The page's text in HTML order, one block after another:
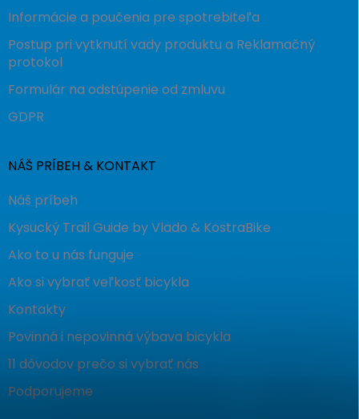
Informácie a poučenia pre spotrebiteľa
Postup pri vytknutí vady produktu a Reklamačný
protokol
Formulár na odstúpenie od zmluvu
GDPR
NÁŠ PRÍBEH & KONTAKT
Náš príbeh
Kysucký Trail Guide by Vlado & KostraBike
Ako to u nás funguje
Ako si vybrať veľkosť bicykla
Kontakty
Povinná i nepovinná výbava bicykla
11 dôvodov prečo si vybrať nás
Podporujeme